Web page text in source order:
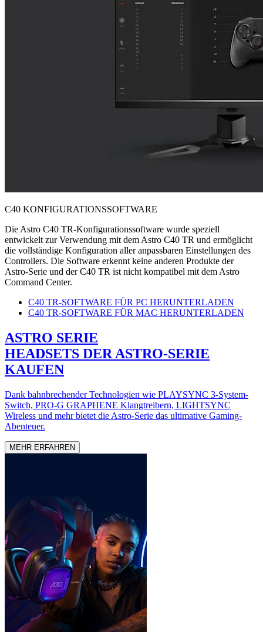
C40 KONFIGURATIONSSOFTWARE
Die Astro C40 TR-Konfigurationssoftware wurde speziell
entwickelt zur Verwendung mit dem Astro C40 TR und ermöglicht
die vollständige Konfiguration aller anpassbaren Einstellungen des
Controllers. Die Software erkennt keine anderen Produkte der
Astro-Serie und der C40 TR ist nicht kompatibel mit dem Astro
Command Center.
C40 TR-SOFTWARE FÜR PC HERUNTERLADEN
C40 TR-SOFTWARE FÜR MAC HERUNTERLADEN
ASTRO SERIE
HEADSETS DER ASTRO-SERIE
KAUFEN
Dank bahnbrechender Technologien wie PLAYSYNC 3-System-
Switch, PRO-G GRAPHENE Klangtreibern, LIGHTSYNC
Wireless und mehr bietet die Astro-Serie das ultimative Gaming-
Abenteuer.
MEHR ERFAHREN